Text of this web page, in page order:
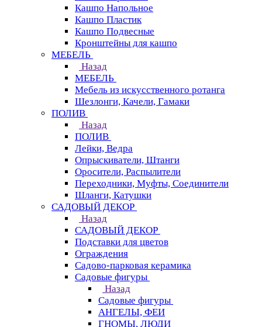
Кашпо Напольное
Кашпо Пластик
Кашпо Подвесные
Кронштейны для кашпо
МЕБЕЛЬ
Назад
МЕБЕЛЬ
Мебель из искусственного ротанга
Шезлонги, Качели, Гамаки
ПОЛИВ
Назад
ПОЛИВ
Лейки, Ведра
Опрыскиватели, Штанги
Оросители, Распылители
Переходники, Муфты, Соединители
Шланги, Катушки
САДОВЫЙ ДЕКОР
Назад
САДОВЫЙ ДЕКОР
Подставки для цветов
Ограждения
Садово-парковая керамика
Садовые фигуры
Назад
Садовые фигуры
АНГЕЛЫ, ФЕИ
ГНОМЫ, ЛЮДИ